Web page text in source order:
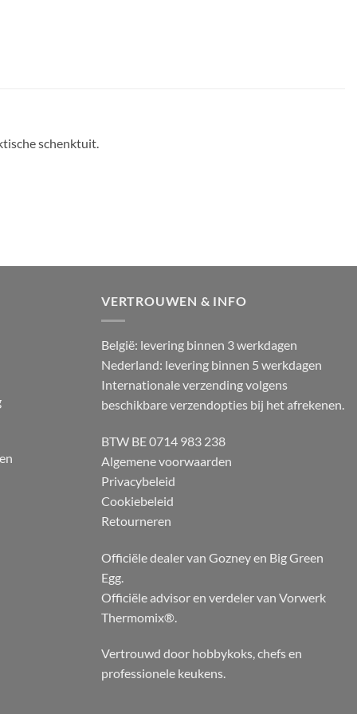
schenktuit.
VERTROUWEN & INFO
België: levering binnen 3 werkdagen
Nederland: levering binnen 5 werkdagen
Internationale verzending volgens
beschikbare verzendopties bij het afrekenen.
BTW BE 0714 983 238
Algemene voorwaarden
Privacybeleid
Cookiebeleid
Retourneren
Officiële dealer van Gozney en Big Green
Egg.
Officiële advisor en verdeler van Vorwerk
Thermomix®.
Vertrouwd door hobbykoks, chefs en
professionele keukens.